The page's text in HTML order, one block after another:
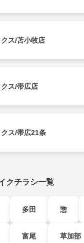
ス/苫小牧店
ス/帯広店
ス/帯広21条
クチラシ一覧
多田 惣
富尾 草加部